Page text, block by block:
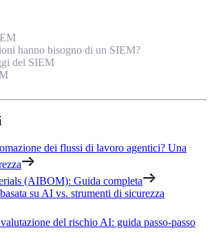
hanno bisogno di un SIEM?
del SIEM
dei flussi di lavoro agentici? Una
(AIBOM): Guida completa
su AI vs. strumenti di sicurezza
del rischio AI: guida passo-passo